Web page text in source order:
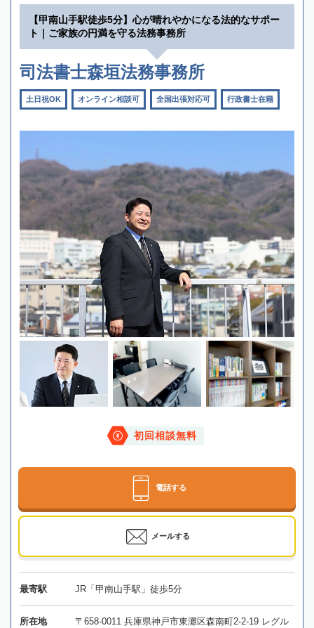
【甲南山手駅徒歩5分】心が晴れやかになる法的なサポー
ト｜ご家族の円満を守る法務事務所
司法書士森垣法務事務所
土日祝OK オンライン相談可 全国出張対応可 行政書士在籍
初回相談無料
電話する
メールする
最寄駅 JR「甲南山手駅」徒歩5分
所在地
〒658-0011 兵庫県神戸市東灘区森南町2-2-19 レグル